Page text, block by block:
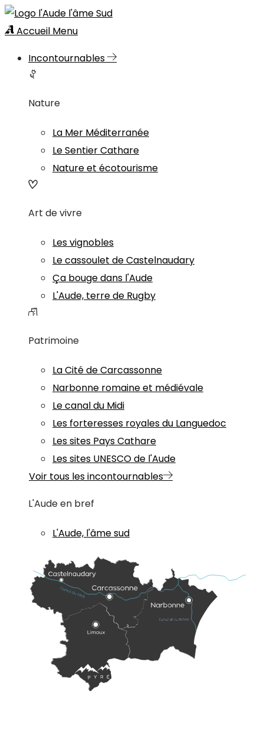
Accueil Menu
Incontournables
Nature
La Mer Méditerranée
Le Sentier Cathare
Nature et écotourisme
Art de vivre
Les vignobles
Le cassoulet de Castelnaudary
Ça bouge dans l'Aude
L'Aude, terre de Rugby
Patrimoine
La Cité de Carcassonne
Narbonne romaine et médiévale
Le canal du Midi
Les forteresses royales du Languedoc
Les sites Pays Cathare
Les sites UNESCO de l'Aude
Voir tous les incontournables
L'Aude en bref
L'Aude, l'âme sud